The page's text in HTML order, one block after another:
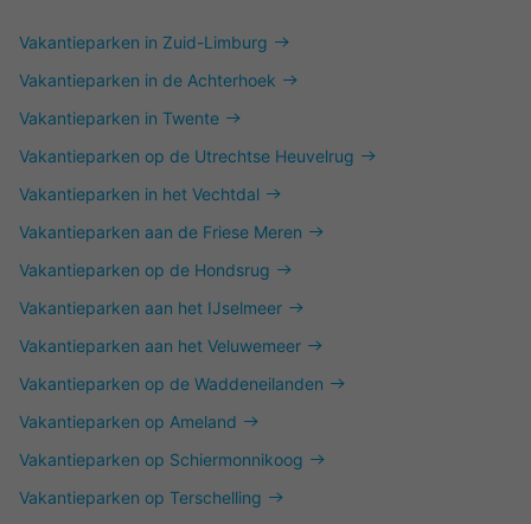
Vakantieparken in Zuid-Limburg
Vakantieparken in de Achterhoek
Vakantieparken in Twente
Vakantieparken op de Utrechtse Heuvelrug
Vakantieparken in het Vechtdal
Vakantieparken aan de Friese Meren
Vakantieparken op de Hondsrug
Vakantieparken aan het IJselmeer
Vakantieparken aan het Veluwemeer
Vakantieparken op de Waddeneilanden
Vakantieparken op Ameland
Vakantieparken op Schiermonnikoog
Vakantieparken op Terschelling